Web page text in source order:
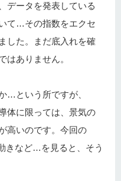
データを発表している
て…その指数をエクセ
した。まだ底入れを確
ありません。
…という所ですが、
体に限っては、景気の
高いのです。今回の
きなど…を見ると、そう